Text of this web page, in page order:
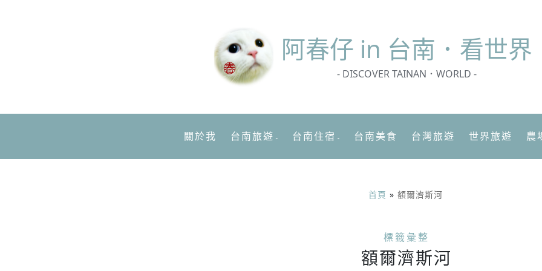
阿春仔 in 台南．看世界
- DISCOVER TAINAN．WORLD -
關於我 台南旅遊 台南住宿 台南美食 台灣旅遊 世界旅遊 農
首頁 » 額爾濟斯河
標籤彙整
額爾濟斯河